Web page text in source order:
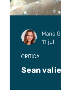
Sean
CRÍTICA
María
11 jul